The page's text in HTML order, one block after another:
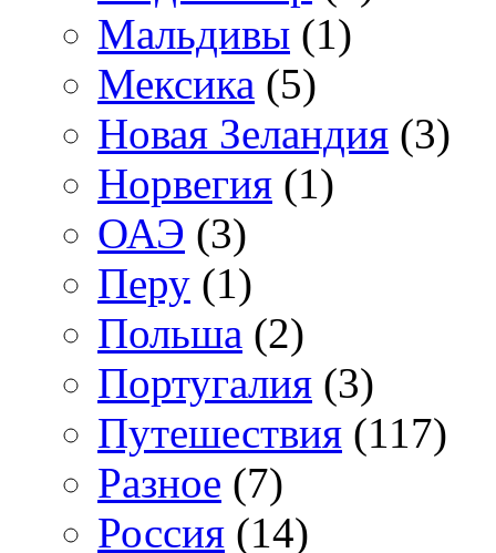
Мальдивы (1)
Мексика (5)
Новая Зеландия (3)
Норвегия (1)
ОАЭ (3)
Перу (1)
Польша (2)
Португалия (3)
Путешествия (117)
Разное (7)
Россия (14)